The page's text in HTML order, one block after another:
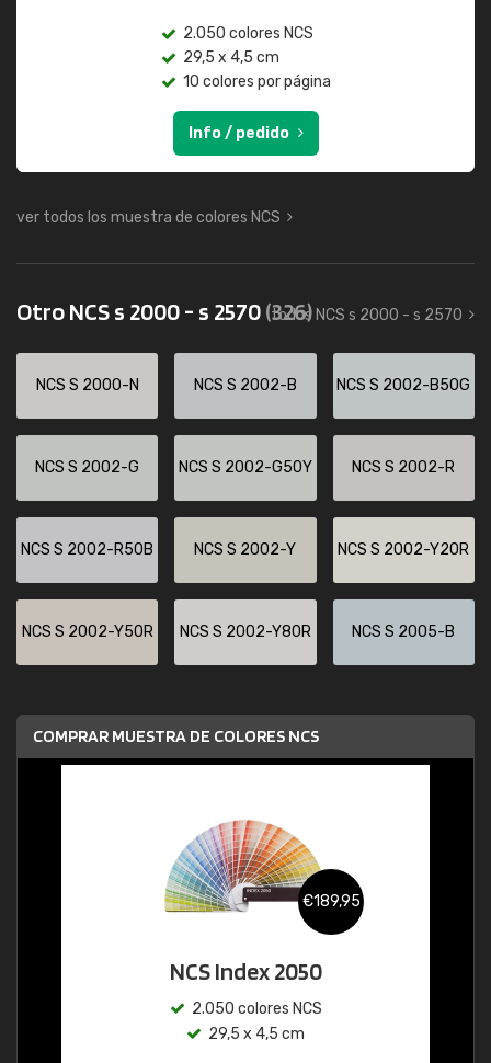
2.050 colores NCS
29,5 x 4,5 cm
10 colores por página
Info / pedido
ver todos los muestra de colores NCS
Otro NCS s 2000 - s 2570(326)
todos NCS s 2000 - s 2570
NCS S 2000-N NCS S 2002-B NCS S 2002-B50G
NCS S 2002-G NCS S 2002-G50Y NCS S 2002-R
NCS S 2002-R50B NCS S 2002-Y NCS S 2002-Y20R
NCS S 2002-Y50R NCS S 2002-Y80R NCS S 2005-B
COMPRAR MUESTRA DE COLORES NCS
€189,95
NCS Index 2050
2.050 colores NCS
29,5 x 4,5 cm